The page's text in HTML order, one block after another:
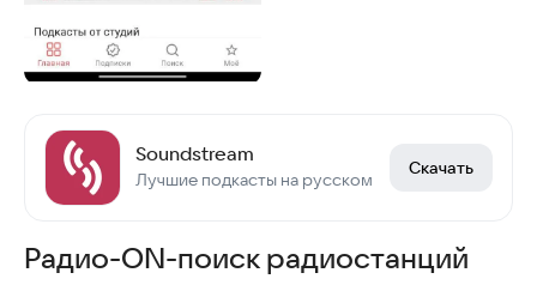
Soundstream
Лучшие подкасты на русском
Скачать
Радио-ON-поиск радиостанций